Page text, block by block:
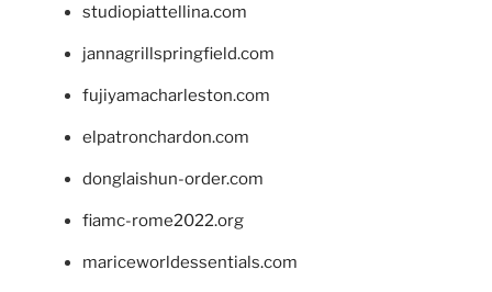
studiopiattellina.com
jannagrillspringfield.com
fujiyamacharleston.com
elpatronchardon.com
donglaishun-order.com
fiamc-rome2022.org
mariceworldessentials.com